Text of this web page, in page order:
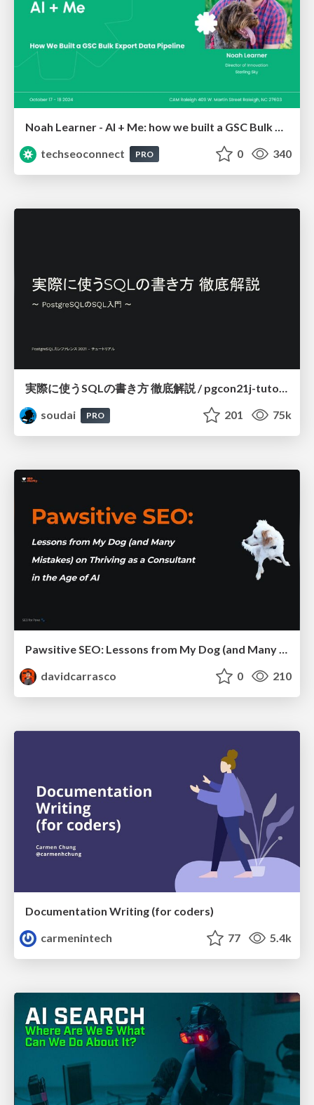
techseoconnect
PRO 0 340
実際に使うSQLの書き方 徹底解説 / pgcon21j-tutorial
soudai
PRO 201 75k
Pawsitive SEO: Lessons from My Dog (and Many Mistakes) on Thriving as a Consultant in the Age of AI
davidcarrasco
0 210
Documentation Writing (for coders)
carmenintech
77 5.4k